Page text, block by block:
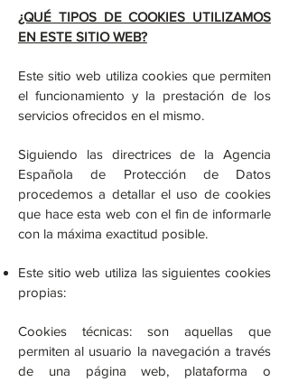
¿QUÉ TIPOS DE COOKIES UTILIZAMOS
EN ESTE SITIO WEB?
Este sitio web utiliza cookies que permiten
el funcionamiento y la prestación de los
servicios ofrecidos en el mismo.
Siguiendo las directrices de la Agencia
Española de Protección de Datos
procedemos a detallar el uso de cookies
que hace esta web con el fin de informarle
con la máxima exactitud posible.
Este sitio web utiliza las siguientes cookies
propias:
Cookies técnicas: son aquellas que
permiten al usuario la navegación a través
de una página web, plataforma o